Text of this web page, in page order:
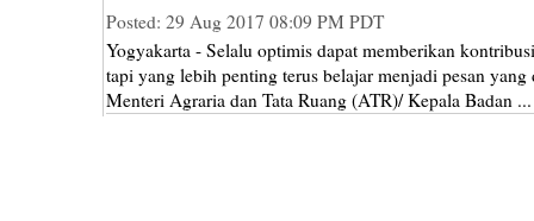
Posted: 29 Aug 2017 08:09 PM PDT
Yogyakarta - Selalu optimis dapat memberikan
tapi yang lebih penting terus belajar menjadi pesan
Menteri Agraria dan Tata Ruang (ATR)/ Kepala Badan ...